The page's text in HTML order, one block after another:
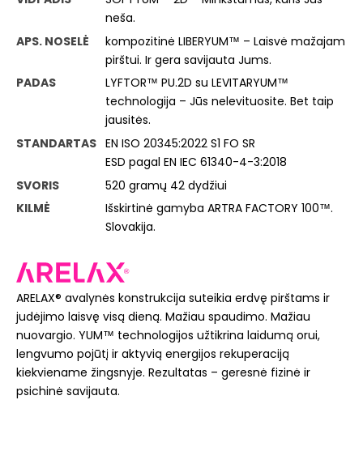
neša.
APS. NOSELĖ
kompozitinė LIBERYUM™ – Laisvė mažajam
pirštui. Ir gera savijauta Jums.
PADAS
LYFTOR™ PU.2D su LEVITARYUM™
technologija – Jūs nelevituosite. Bet taip
jausitės.
STANDARTAS EN ISO 20345:2022 S1 FO SR
ESD pagal EN IEC 61340-4-3:2018
SVORIS
520 gramų 42 dydžiui
KILMĖ
Išskirtinė gamyba ARTRA FACTORY 100™.
Slovakija.
ARELAX® avalynės konstrukcija suteikia erdvę pirštams ir
judėjimo laisvę visą dieną. Mažiau spaudimo. Mažiau
nuovargio. YUM™ technologijos užtikrina laidumą orui,
lengvumo pojūtį ir aktyvią energijos rekuperaciją
kiekviename žingsnyje. Rezultatas – geresnė fizinė ir
psichinė savijauta.